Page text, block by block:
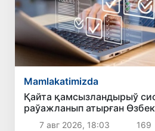
Mamlakatimizda
Қайта қамсызландырыў
раўажланып атырған
экономикасы ушын не
7 авг 2026, 18:03 169